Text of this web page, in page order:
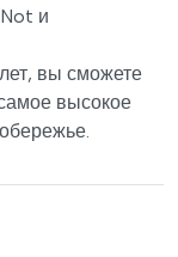
и
вы сможете
высокое